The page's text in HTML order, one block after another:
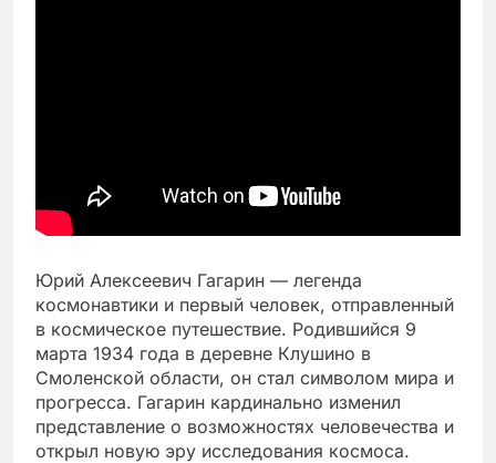
Юрий Алексеевич Гагарин — легенда
космонавтики и первый человек, отправленный
в космическое путешествие. Родившийся 9
марта 1934 года в деревне Клушино в
Смоленской области, он стал символом мира и
прогресса. Гагарин кардинально изменил
представление о возможностях человечества и
открыл новую эру исследования космоса.